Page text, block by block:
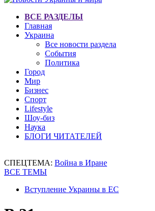
ВСЕ РАЗДЕЛЫ
Главная
Украина
Все новости раздела
События
Политика
Город
Мир
Бизнес
Спорт
Lifestyle
Шоу-биз
Наука
БЛОГИ ЧИТАТЕЛЕЙ
СПЕЦТЕМА: Война в Иране
ВСЕ ТЕМЫ
Вступление Украины в ЕС